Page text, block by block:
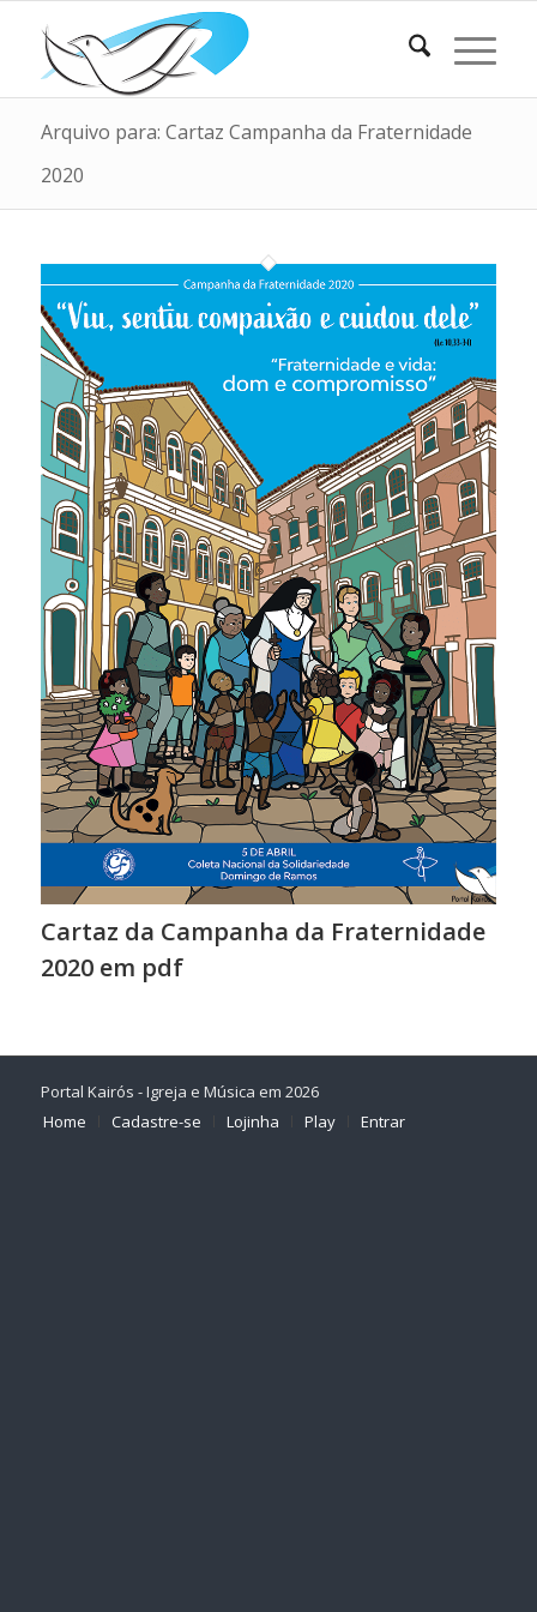
Arquivo para: Cartaz Campanha da Fraternidade
2020
Cartaz da Campanha da Fraternidade
2020 em pdf
Portal Kairós - Igreja e Música em 2026
Home
Cadastre-se Lojinha Play Entrar